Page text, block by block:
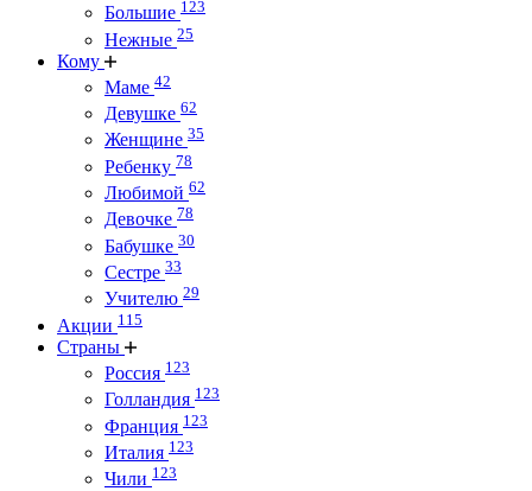
Большие 123
Нежные 25
Кому
Маме 42
Девушке 62
Женщине 35
Ребенку 78
Любимой 62
Девочке 78
Бабушке 30
Сестре 33
Учителю 29
Акции 115
Страны
Россия 123
Голландия 123
Франция 123
Италия 123
Чили 123